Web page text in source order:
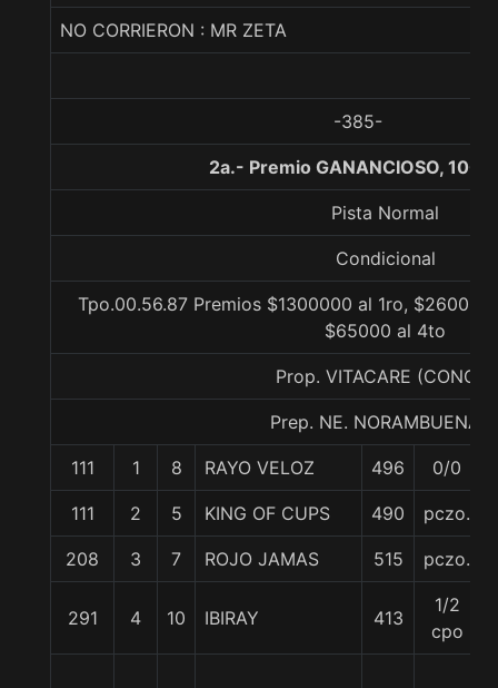
NO CORRIERON : MR ZETA
-385-
2a.- Premio GANANCIOSO,
Pista Normal
Condicional
Tpo.00.56.87 Premios $1300000 al 1ro,
$65000 al 4to
Prop. VITACARE (CONCE)
Prep. NE. NORAMBUENA
111 1 8 RAYO VELOZ 496 0/0
111 2 5 KING OF CUPS 490 pczo.
208 3 7 ROJO JAMAS 515 pczo.
291 4 10 IBIRAY 413
1/2
cpo